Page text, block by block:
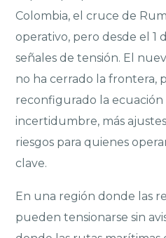
Colombia, el cruce de
operativo, pero desde el 1
señales de tensión. El
no ha cerrado la frontera,
reconfigurado la ecuación
incertidumbre, más
riesgos para quienes
clave.
En una región donde las
pueden tensionarse sin